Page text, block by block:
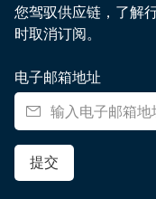
您驾驭供应链，了解
时取消订阅。
电子邮箱地址
提交